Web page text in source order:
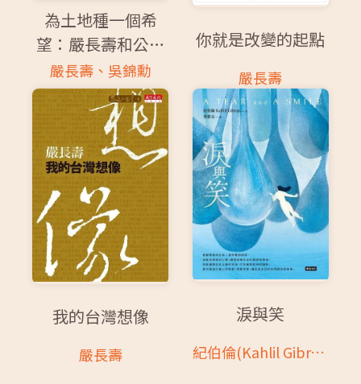
為土地種一個希
望：嚴長壽和公益
平台的故事
嚴長壽、吳錦勳
你就是改變的起點
嚴長壽
我的台灣想像
嚴長壽
淚與笑
紀伯倫(Kahlil Gibran)